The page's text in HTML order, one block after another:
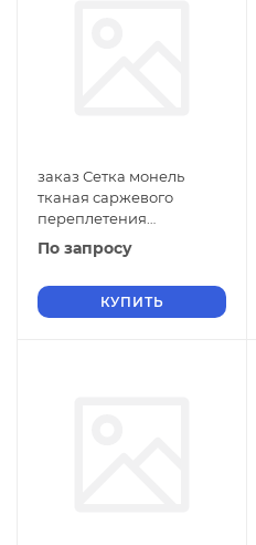
заказ Сетка монель
тканая саржевого
переплетения
двусторонняя
фильтровая 1х0,14 мм
ячейки
По запросу
КУПИТЬ